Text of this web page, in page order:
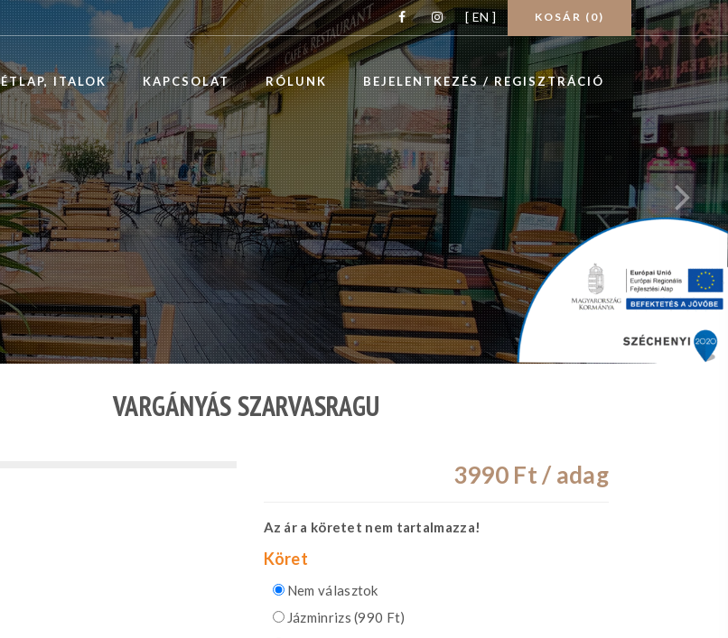
KOSÁR ( 0)
[ EN ]
ÉTLAP, ITALOK KAPCSOLAT RÓLUNK BEJELENTKEZÉS / REGISZTRÁCIÓ
VARGÁNYÁS SZARVASRAGU
3990Ft / adag
Az ár a köretet nem tartalmazza!
Köret
Nem választok
Jázminrizs (990 Ft)